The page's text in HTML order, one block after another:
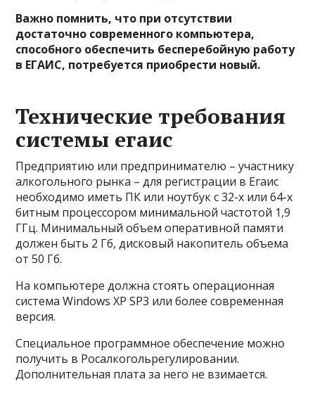
Важно помнить, что при отсутствии
достаточно современного компьютера,
способного обеспечить бесперебойную работу
в ЕГАИС, потребуется приобрести новый.
Технические требования
системы егаис
Предприятию или предпринимателю – участнику
алкогольного рынка – для регистрации в Егаис
необходимо иметь ПК или ноутбук с 32-х или 64-х
битным процессором минимальной частотой 1,9
ГГц. Минимальный объем оперативной памяти
должен быть 2 Гб, дисковый накопитель объема
от 50 Гб.
На компьютере должна стоять операционная
система Windows XP SP3 или более современная
версия.
Специальное программное обеспечение можно
получить в Росалкогольрегулировании.
Дополнительная плата за него не взимается.